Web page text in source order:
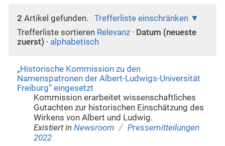
2 Artikel gefunden.
Trefferliste einschränken
Trefferliste sortieren Relevanz · Datum (neueste
zuerst) · alphabetisch
„Historische Kommission zu den
Namenspatronen der Albert-Ludwigs-Universität
Freiburg“ eingesetzt
Kommission erarbeitet wissenschaftliches
Gutachten zur historischen Einschätzung des
Wirkens von Albert und Ludwig.
Existiert in Newsroom / Pressemitteilungen
2022